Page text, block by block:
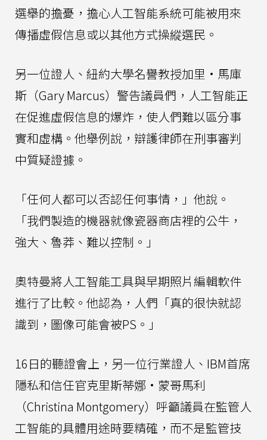
選舉的擔憂，擔心人工智能系統可能被用來
傳播虛假信息或以其他方式操縱選民。
另一位證人、紐約大學名譽教授加里·馬庫
斯（Gary Marcus）警告議員們，人工智能正
在促進虛假信息的爆炸，使人們難以區分事
實和虛構。他舉例說，辯護律師在刑事審判
中質疑證據。
「任何人都可以否認任何事情，」他說。
「我們製造的機器就像瓷器商店裡的公牛，
強大、魯莽、難以控制。」
奧特曼將人工智能工具與早期照片編輯軟件
進行了比較。他認為，人們「真的很快就認
識到，圖像可能會被PS。」
16日的聽證會上，另一位行業證人、IBM首席
隱私和信任官克里斯蒂娜•蒙哥馬利
（Christina Montgomery）呼籲議員在監管人
工智能的具體用途時要精確，而不是監管技